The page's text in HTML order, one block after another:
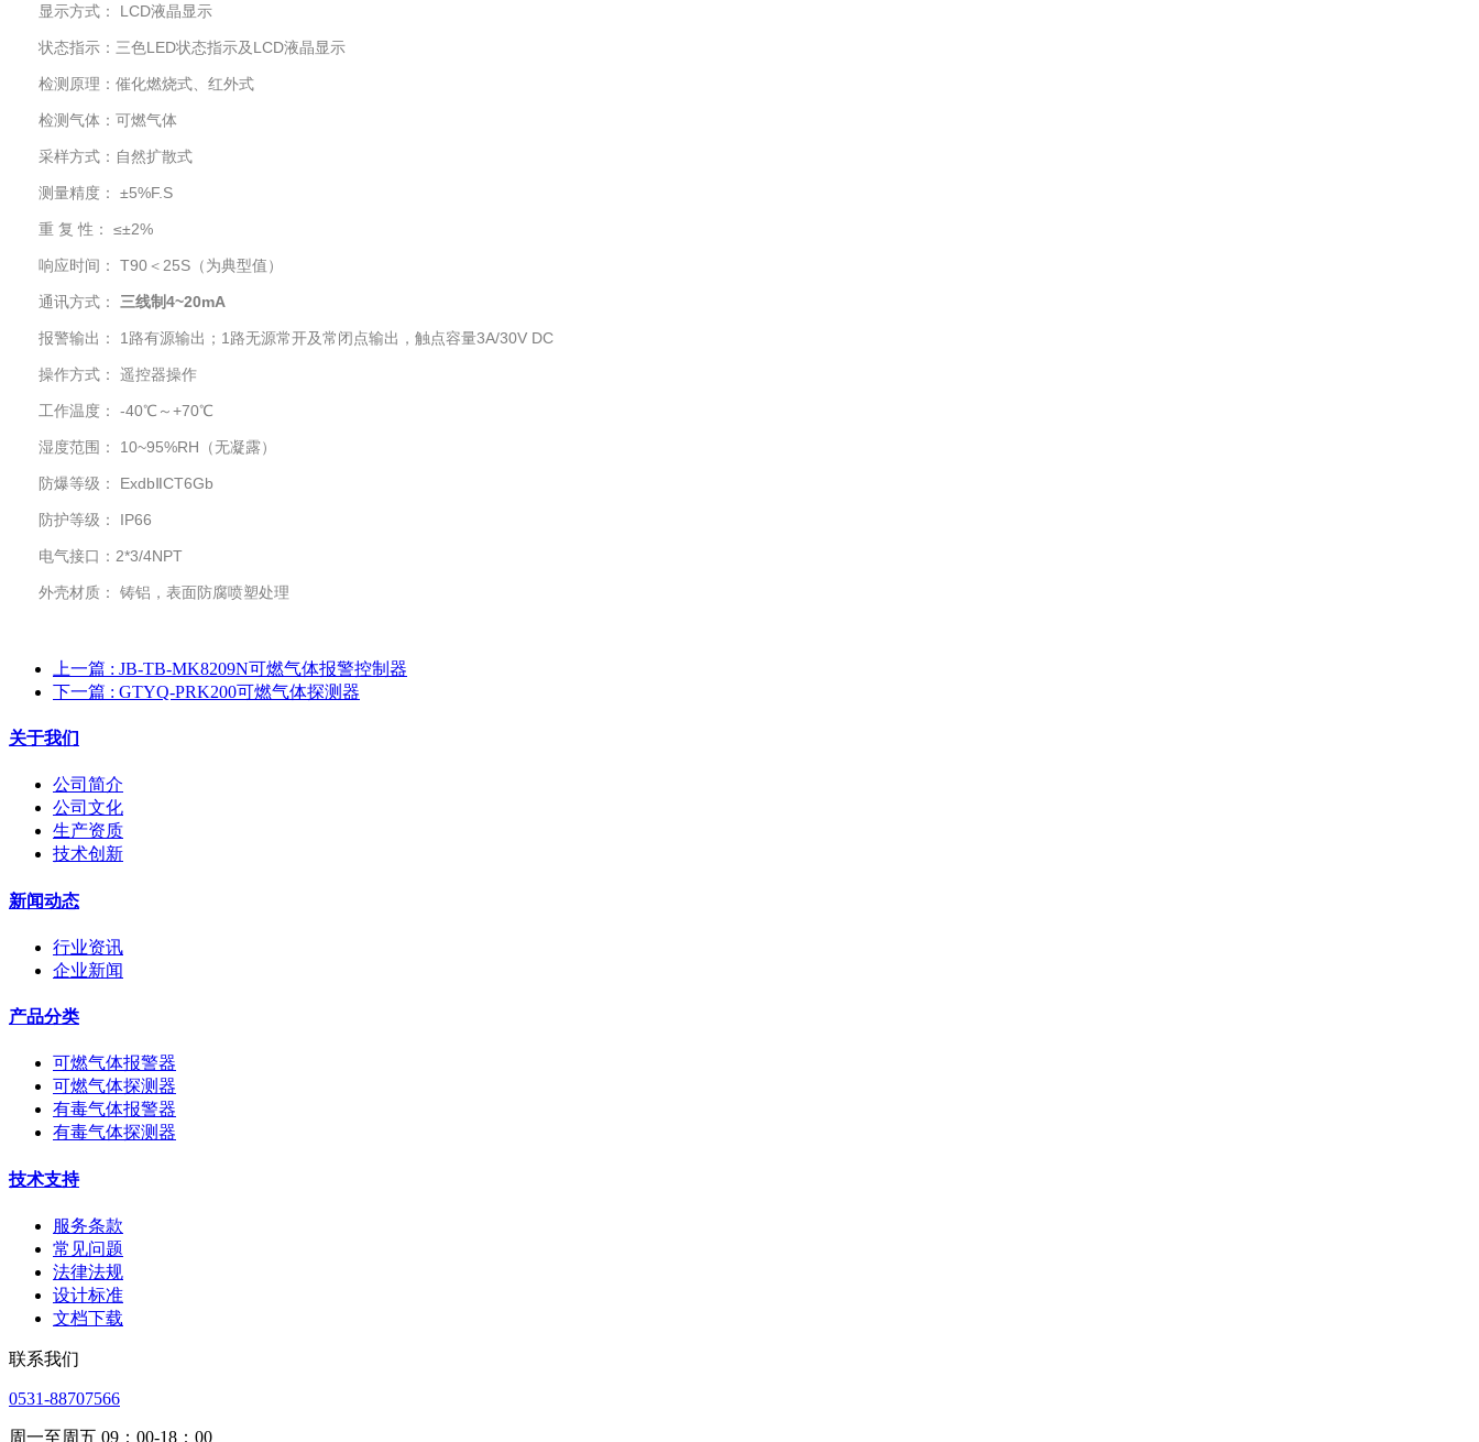
显示方式： LCD液晶显示
状态指示：三色LED状态指示及LCD液晶显示
检测原理：催化燃烧式、红外式
检测气体：可燃气体
采样方式：自然扩散式
测量精度： ±5%F.S
重 复 性： ≤±2%
响应时间： T90＜25S（为典型值）
通讯方式： 三线制4~20mA
报警输出： 1路有源输出；1路无源常开及常闭点输出，触点容量3A/30V DC
操作方式： 遥控器操作
工作温度： -40℃～+70℃
湿度范围： 10~95%RH（无凝露）
防爆等级： ExdbⅡCT6Gb
防护等级： IP66
电气接口： 2*3/4NPT
外壳材质： 铸铝，表面防腐喷塑处理
上一篇 : JB-TB-MK8209N可燃气体报警控制器
下一篇 : GTYQ-PRK200可燃气体探测器
关于我们
公司简介
公司文化
生产资质
技术创新
新闻动态
行业资讯
企业新闻
产品分类
可燃气体报警器
可燃气体探测器
有毒气体报警器
有毒气体探测器
技术支持
服务条款
常见问题
法律法规
设计标准
文档下载
联系我们
0531-88707566
周一至周五 09：00-18：00